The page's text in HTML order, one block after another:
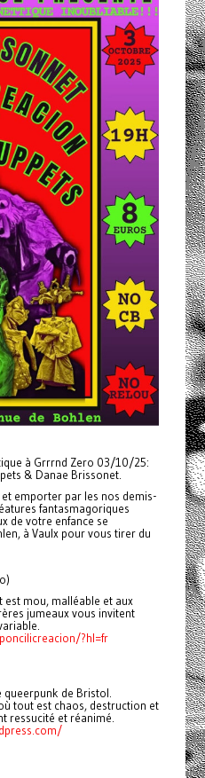
à Grrrnd Zero 03/10/25:
& Danae Brissonet.
emporter par les nos demis-
fantasmagoriques
de votre enfance se
à Vaulx pour vous tirer du
est mou, malléable et aux
jumeaux vous invitent
?hl=fr
de Bristol.
tout est chaos, destruction et
ressucité et réanimé.